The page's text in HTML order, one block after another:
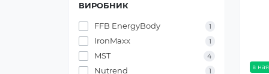
ВИРОБНИК
FFB EnergyBody 1
IronMaxx 1
MST 4
Nutrend 1 в